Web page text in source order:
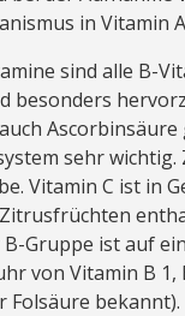
in Vitamin
sind alle B-
besonders
sehr
Vitamin C ist in
Gruppe ist auf
von Vitamin B 1,
Folsäure bekannt).